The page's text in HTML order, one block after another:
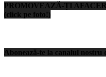
PROMOVEAZĂ-ȚI
(click pe foto!)
Abonează-te la canalul nostru